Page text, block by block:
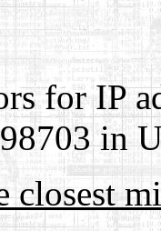
for IP
in
closest